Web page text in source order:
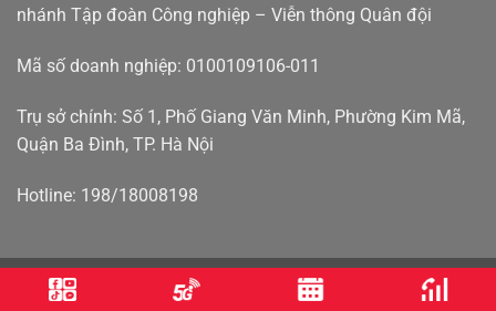
nhánh Tập đoàn Công nghiệp – Viễn thông Quân đội
Mã số doanh nghiệp: 0100109106-011
Trụ sở chính: Số 1, Phố Giang Văn Minh, Phường Kim Mã,
Quận Ba Đình, TP. Hà Nội
Hotline: 198/18008198
Điều khoản bảo mật Điều khoản sử dụng